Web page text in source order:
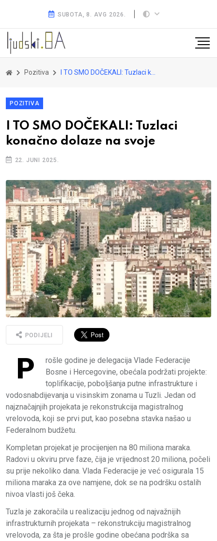
SUBOTA, 8. AVG 2026.
Pozitiva I TO SMO DOČEKALI: Tuzlaci konačno dolaze na svoje
POZITIVA
I TO SMO DOČEKALI: Tuzlaci
konačno dolaze na svoje
22. JUNI 2025.
PODIJELI
P
rošle godine je delegacija Vlade Federacije
Bosne i Hercegovine, obećala podržati projekte:
toplifikacije, poboljšanja putne infrastrukture i
vodosnabdijevanja u visinskim zonama u Tuzli. Jedan od
najznačajnjih projekata je rekonstrukcija magistralnog
vrelovoda, koji se prvi put, kao posebna stavka našao u
Federalnom budžetu.
Kompletan projekat je procijenjen na 80 miliona maraka.
Radovi u okviru prve faze, čija je vrijednost 20 miliona, počeli
su prije nekoliko dana. Vlada Federacije je već osigurala 15
miliona maraka za ove namjene, dok se na podršku ostalih
nivoa vlasti još čeka.
Tuzla je zakoračila u realizaciju jednog od najvažnijih
infrastrukturnih projekata – rekonstrukciju magistralnog
vrelovoda, za šta je prošle godine obećana podrška sa